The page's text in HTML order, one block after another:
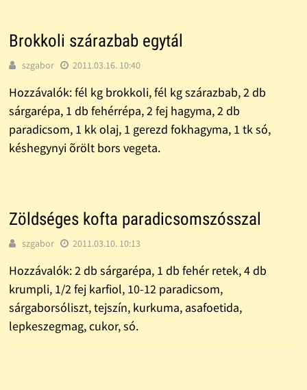
Brokkoli szárazbab egytál
szgabor 2011.03.16. 10:40
Hozzávalók: fél kg brokkoli, fél kg szárazbab, 2 db
sárgarépa, 1 db fehérrépa, 2 fej hagyma, 2 db
paradicsom, 1 kk olaj, 1 gerezd fokhagyma, 1 tk só,
késhegynyi õrölt bors vegeta.
Zöldséges kofta paradicsomszósszal
szgabor 2011.03.10. 10:13
Hozzávalók: 2 db sárgarépa, 1 db fehér retek, 4 db
krumpli, 1/2 fej karfiol, 10-12 paradicsom,
sárgaborsóliszt, tejszín, kurkuma, asafoetida,
lepkeszegmag, cukor, só.